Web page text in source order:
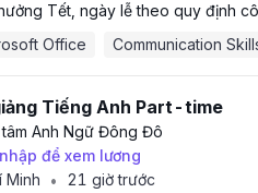
Tết, ngày lễ theo quy định
Office Communication
Tiếng Anh Part-time
Anh Ngữ Đông Đô
để xem lương
Minh
•
21 giờ trước